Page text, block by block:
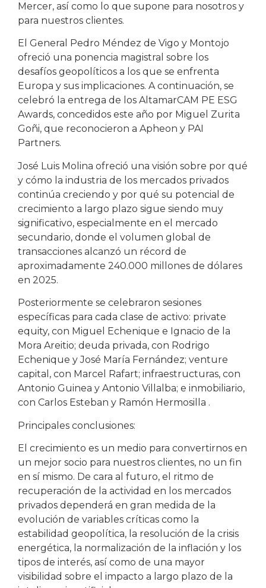
Mercer, así como lo que supone para nosotros y
para nuestros clientes.
El General Pedro Méndez de Vigo y Montojo
ofreció una ponencia magistral sobre los
desafíos geopolíticos a los que se enfrenta
Europa y sus implicaciones. A continuación, se
celebró la entrega de los AltamarCAM PE ESG
Awards, concedidos este año por Miguel Zurita
Goñi, que reconocieron a Apheon y PAI
Partners.
José Luis Molina ofreció una visión sobre por qué
y cómo la industria de los mercados privados
continúa creciendo y por qué su potencial de
crecimiento a largo plazo sigue siendo muy
significativo, especialmente en el mercado
secundario, donde el volumen global de
transacciones alcanzó un récord de
aproximadamente 240.000 millones de dólares
en 2025.
Posteriormente se celebraron sesiones
específicas para cada clase de activo: private
equity, con Miguel Echenique e Ignacio de la
Mora Areitio; deuda privada, con Rodrigo
Echenique y José María Fernández; venture
capital, con Marcel Rafart; infraestructuras, con
Antonio Guinea y Antonio Villalba; e inmobiliario,
con Carlos Esteban y Ramón Hermosilla .
Principales conclusiones:
El crecimiento es un medio para convertirnos en
un mejor socio para nuestros clientes, no un fin
en sí mismo. De cara al futuro, el ritmo de
recuperación de la actividad en los mercados
privados dependerá en gran medida de la
evolución de variables críticas como la
estabilidad geopolítica, la resolución de la crisis
energética, la normalización de la inflación y los
tipos de interés, así como de una mayor
visibilidad sobre el impacto a largo plazo de la